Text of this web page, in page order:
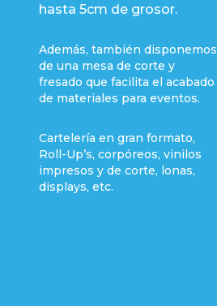
hasta 5cm de grosor.
Además, también disponemos
de una mesa de corte y
fresado que facilita el acabado
de materiales para eventos.
Cartelería en gran formato,
Roll-Up’s, corpóreos, vinilos
impresos y de corte, lonas,
displays, etc.